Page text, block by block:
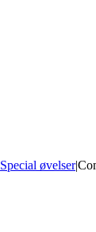
Special øvelser|